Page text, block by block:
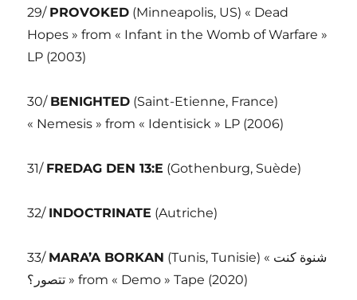
29/ PROVOKED (Minneapolis, US) « Dead
Hopes » from « Infant in the Womb of Warfare »
LP (2003)
30/ BENIGHTED (Saint-Etienne, France)
« Nemesis » from « Identisick » LP (2006)
31/ FREDAG DEN 13:E (Gothenburg, Suède)
32/ INDOCTRINATE (Autriche)
33/ MARA’A BORKAN (Tunis, Tunisie) « شنوة كنت
تتصور؟ » from « Demo » Tape (2020)